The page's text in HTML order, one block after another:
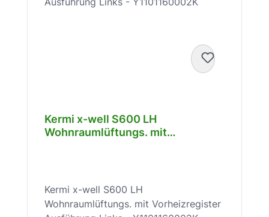
Kermi x-well S600 LH
Wohnraumlüftungs. mit
Kermi x-well S600 LH
Wohnraumlüftungs. mit Vorheizregister